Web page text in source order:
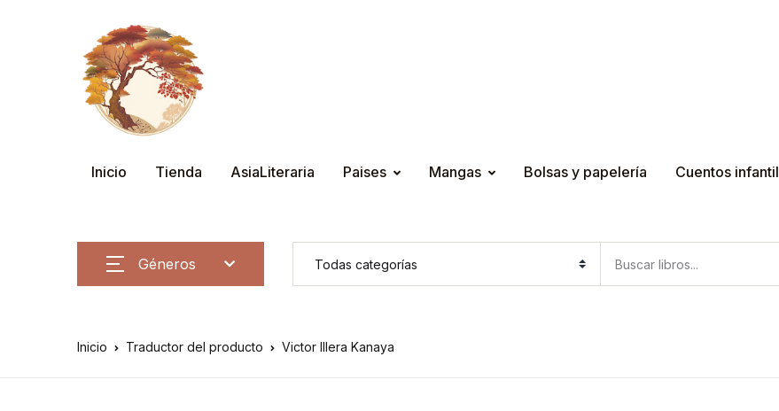
Inicio Tienda AsiaLiteraria Paises Mangas Bolsas y papelería Cuentos
Géneros
Inicio Traductor del producto Victor Illera Kanaya